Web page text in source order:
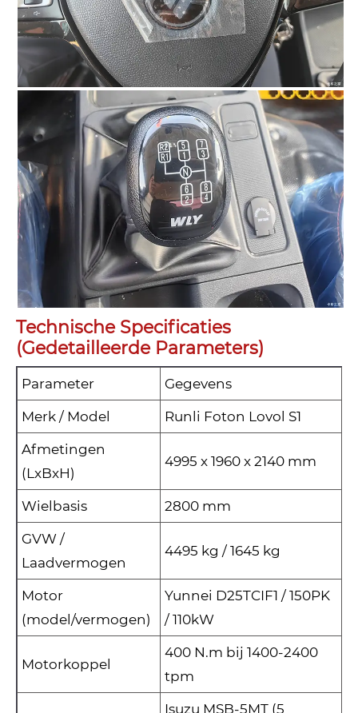
Technische Specificaties
(gedetailleerde Parameters)
Parameter Gegevens
Merk / Model Runli Foton Lovol S1
Afmetingen
(LxBxH)
4995 x 1960 x 2140 mm
Wielbasis 2800 mm
GVW /
Laadvermogen
4495 kg / 1645 kg
Motor
(model/vermogen)
Yunnei D25TCIF1 / 150PK
/ 110kW
Motorkoppel
400 N.m bij 1400-2400
tpm
Isuzu MSB-5MT (5